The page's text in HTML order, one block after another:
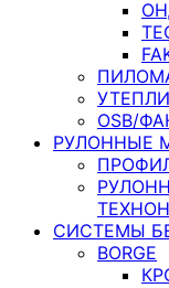
OSB/
РУЛОННЫЕ
СИСТЕМЫ
BORGE